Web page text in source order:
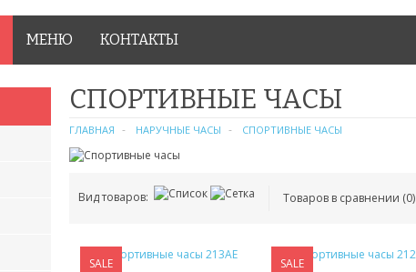
МЕНЮ КОНТАКТЫ
СПОРТИВНЫЕ ЧАСЫ
ГЛАВНАЯ НАРУЧНЫЕ ЧАСЫ СПОРТИВНЫЕ ЧАСЫ
Вид товаров: Товаров в сравнении (0)
SALE SALE